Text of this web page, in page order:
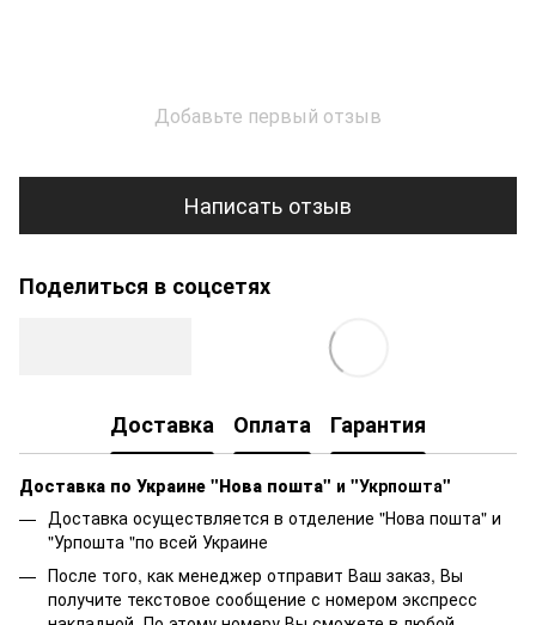
Добавьте первый отзыв
Написать отзыв
Поделиться в соцсетях
Доставка Оплата Гарантия
Доставка по Украине "Нова пошта" и "Укрпошта"
Доставка осуществляется в отделение "Нова пошта" и
"Урпошта "по всей Украине
После того, как менеджер отправит Ваш заказ, Вы
получите текстовое сообщение с номером экспресс